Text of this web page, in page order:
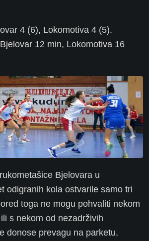
4 (6), Lokomotiva 4 (5).
Bjelovar 12 min, Lokomotiva 16
Bjelovara u
odigranih kola ostvarile samo tri
toga ne mogu pohvaliti nekom
s nekom od nezadrživih
donose prevagu na parketu,